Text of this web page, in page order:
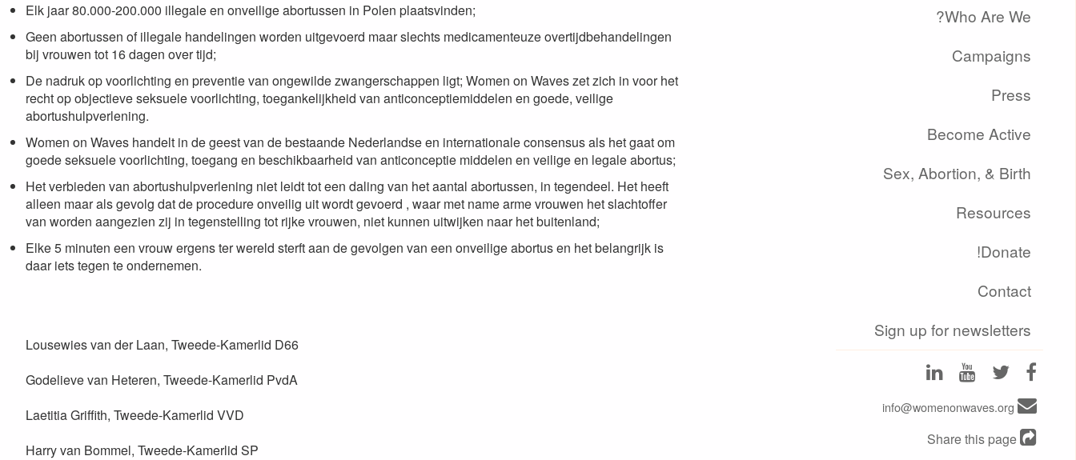
Who Are We?
Campaigns
Press
Become Active
Sex, Abortion, & Birth
Resources
Donate!
Contact
Sign up for newsletters
Elk jaar 80.000-200.000 illegale en onveilige abortussen in Polen plaatsvinden;
Geen abortussen of illegale handelingen worden uitgevoerd maar slechts medicamenteuze overtijdbehandelingen
bij vrouwen tot 16 dagen over tijd;
De nadruk op voorlichting en preventie van ongewilde zwangerschappen ligt; Women on Waves zet zich in voor het
recht op objectieve seksuele voorlichting, toegankelijkheid van anticonceptiemiddelen en goede, veilige
abortushulpverlening.
Women on Waves handelt in de geest van de bestaande Nederlandse en internationale consensus als het gaat om
goede seksuele voorlichting, toegang en beschikbaarheid van anticonceptie middelen en veilige en legale abortus;
Het verbieden van abortushulpverlening niet leidt tot een daling van het aantal abortussen, in tegendeel. Het heeft
alleen maar als gevolg dat de procedure onveilig uit wordt gevoerd , waar met name arme vrouwen het slachtoffer
van worden aangezien zij in tegenstelling tot rijke vrouwen, niet kunnen uitwijken naar het buitenland;
Elke 5 minuten een vrouw ergens ter wereld sterft aan de gevolgen van een onveilige abortus en het belangrijk is
daar iets tegen te ondernemen.
Lousewies van der Laan, Tweede-Kamerlid D66
Godelieve van Heteren, Tweede-Kamerlid PvdA
Laetitia Griffith, Tweede-Kamerlid VVD
Harry van Bommel, Tweede-Kamerlid SP